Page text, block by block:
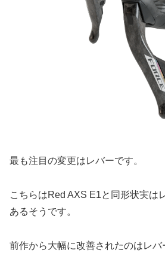
最も注目の変更はレバーです。
こちらはRed AXS E1と同形状実は
あるそうです。
前作から大幅に改善されたのはレ